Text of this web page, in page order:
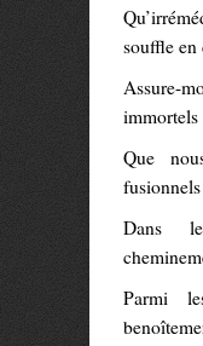
souffle en
Assure-
immortels
Que
fusionnels
Dans
Parmi